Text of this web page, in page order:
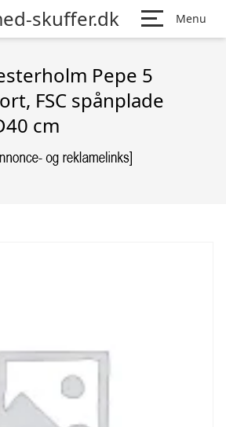
skuffer.dk Menu
Pepe 5
FSC spånplade
cm